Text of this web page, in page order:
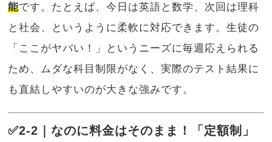
能です。たとえば、今日は英語と数学、次回は理科
と社会、というように柔軟に対応できます。生徒の
「ここがヤバい！」というニーズに毎週応えられる
ため、ムダな科目制限がなく、実際のテスト結果に
も直結しやすいのが大きな強みです。
✅2-2｜なのに料金はそのまま！「定額制」